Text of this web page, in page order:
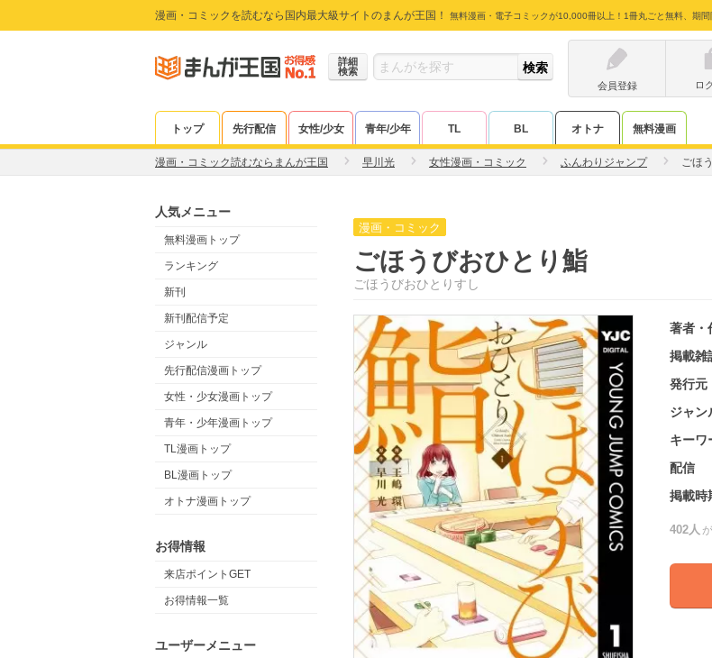
漫画・コミックを読むなら国内最大級サイトのまんが王国！ 無料漫画・電子コミックが10,000冊以上！1冊丸ごと無料、期
詳細
検索
会員登録
ロ
トップ 先行配信 女性/少女 青年/少年 TL BL オトナ 無料漫画
漫画・コミック読むならまんが王国 早川光 女性漫画・コミック ふんわりジャンプ ごほ
人気メニュー
無料漫画トップ
ランキング
新刊
新刊配信予定
ジャンル
先行配信漫画トップ
女性・少女漫画トップ
青年・少年漫画トップ
TL漫画トップ
BL漫画トップ
オトナ漫画トップ
お得情報
来店ポイントGET
お得情報一覧
ユーザーメニュー
漫画・コミック
ごほうびおひとり鮨
ごほうびおひとりすし
著者・
掲載雑
発行元
ジャン
キーワ
配信
掲載時
402人